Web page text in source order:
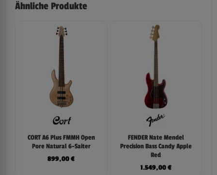
Ähnliche Produkte
CORT A6 Plus FMMH Open
Pore Natural 6-Saiter
899,00€
FENDER Nate Mendel
Precision Bass Candy Apple
Red
1.549,00€